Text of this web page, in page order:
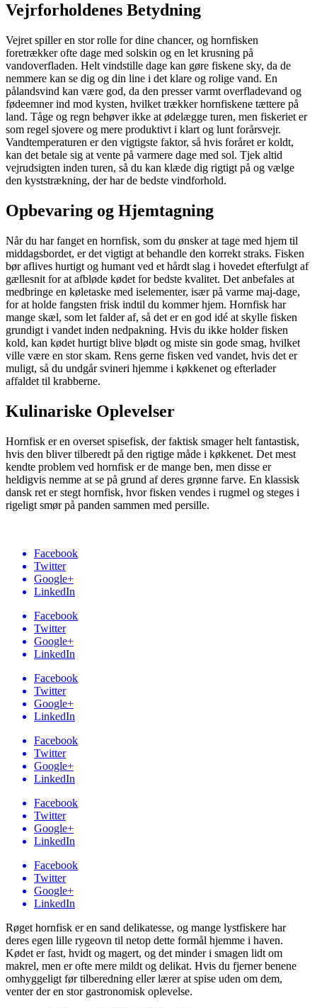
Vejrforholdenes Betydning
Vejret spiller en stor rolle for dine chancer, og hornfisken
foretrækker ofte dage med solskin og en let krusning på
vandoverfladen. Helt vindstille dage kan gøre fiskene sky, da de
nemmere kan se dig og din line i det klare og rolige vand. En
pålandsvind kan være god, da den presser varmt overfladevand og
fødeemner ind mod kysten, hvilket trækker hornfiskene tættere på
land. Tåge og regn behøver ikke at ødelægge turen, men fiskeriet er
som regel sjovere og mere produktivt i klart og lunt forårsvejr.
Vandtemperaturen er den vigtigste faktor, så hvis foråret er koldt,
kan det betale sig at vente på varmere dage med sol. Tjek altid
vejrudsigten inden turen, så du kan klæde dig rigtigt på og vælge
den kyststrækning, der har de bedste vindforhold.
Opbevaring og Hjemtagning
Når du har fanget en hornfisk, som du ønsker at tage med hjem til
middagsbordet, er det vigtigt at behandle den korrekt straks. Fisken
bør aflives hurtigt og humant ved et hårdt slag i hovedet efterfulgt af
gællesnit for at afbløde kødet for bedste kvalitet. Det anbefales at
medbringe en køletaske med iselementer, især på varme maj-dage,
for at holde fangsten frisk indtil du kommer hjem. Hornfisk har
mange skæl, som let falder af, så det er en god idé at skylle fisken
grundigt i vandet inden nedpakning. Hvis du ikke holder fisken
kold, kan kødet hurtigt blive blødt og miste sin gode smag, hvilket
ville være en stor skam. Rens gerne fisken ved vandet, hvis det er
muligt, så du undgår svineri hjemme i køkkenet og efterlader
affaldet til krabberne.
Kulinariske Oplevelser
Hornfisk er en overset spisefisk, der faktisk smager helt fantastisk,
hvis den bliver tilberedt på den rigtige måde i køkkenet. Det mest
kendte problem ved hornfisk er de mange ben, men disse er
heldigvis nemme at se på grund af deres grønne farve. En klassisk
dansk ret er stegt hornfisk, hvor fisken vendes i rugmel og steges i
rigeligt smør på panden sammen med persille.
Facebook
Twitter
Google+
LinkedIn
Facebook
Twitter
Google+
LinkedIn
Facebook
Twitter
Google+
LinkedIn
Facebook
Twitter
Google+
LinkedIn
Facebook
Twitter
Google+
LinkedIn
Facebook
Twitter
Google+
LinkedIn
Røget hornfisk er en sand delikatesse, og mange lystfiskere har
deres egen lille rygeovn til netop dette formål hjemme i haven.
Kødet er fast, hvidt og magert, og det minder i smagen lidt om
makrel, men er ofte mere mildt og delikat. Hvis du fjerner benene
omhyggeligt før tilberedning eller lærer at spise uden om dem,
venter der en stor gastronomisk oplevelse.